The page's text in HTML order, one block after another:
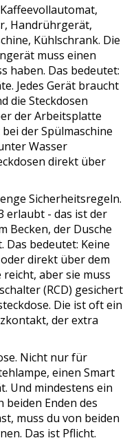
Handrührgerät,
Kühlschrank. Die
muss einen
haben. Das bedeutet:
Jedes Gerät braucht
die Steckdosen
der Arbeitsplatte
der Spülmaschine
Wasser
direkt über
Sicherheitsregeln.
erlaubt - das ist der
Becken, der Dusche
bedeutet: Keine
direkt über dem
reicht, aber sie muss
(RCD) gesichert
Die ist oft ein
der extra
Nicht nur für
einen Smart
Und mindestens ein
beiden Enden des
muss du von beiden
Das ist Pflicht.